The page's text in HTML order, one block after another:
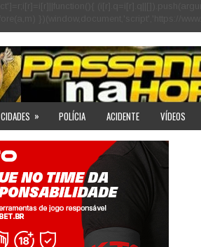
CIDADES » POLÍCIA ACIDENTE VÍDEOS